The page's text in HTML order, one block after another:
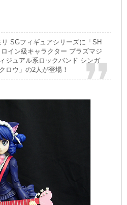
SGフィギュアシリーズに「SH
イン級キャラクター プラズマジ
ジュアル系ロックバンド シンガ
ロウ」の2人が登場！